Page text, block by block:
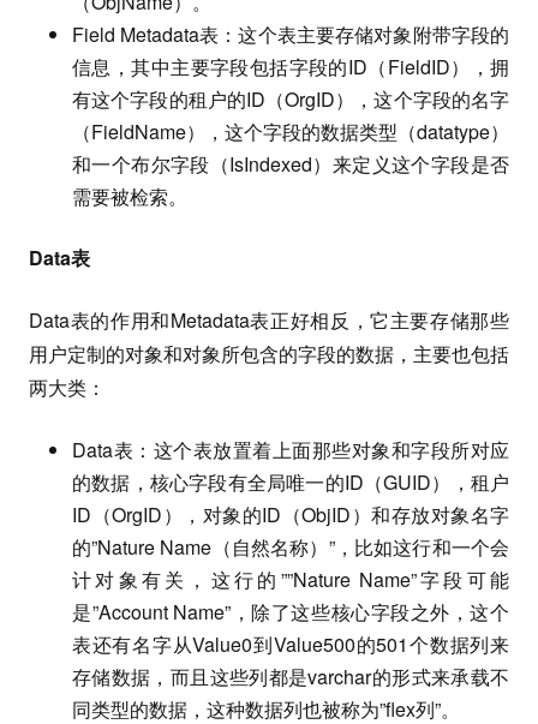
Field Metadata表：这个表主要存储对象附带字段的
信息，其中主要字段包括字段的ID（FieldID），拥
有这个字段的租户的ID（OrgID），这个字段的名字
（FieldName），这个字段的数据类型（datatype）
和一个布尔字段（IsIndexed）来定义这个字段是否
需要被检索。
Data表
Data表的作用和Metadata表正好相反，它主要存储那些
用户定制的对象和对象所包含的字段的数据，主要也包括
两大类：
Data表：这个表放置着上面那些对象和字段所对应
的数据，核心字段有全局唯一的ID（GUID），租户
ID（OrgID），对象的ID（ObjID）和存放对象名字
的”Nature Name（自然名称）”，比如这行和一个会
计对象有关，这行的””Nature Name”字段可能
是”Account Name”，除了这些核心字段之外，这个
表还有名字从Value0到Value500的501个数据列来
存储数据，而且这些列都是varchar的形式来承载不
同类型的数据，这种数据列也被称为”flex列”。